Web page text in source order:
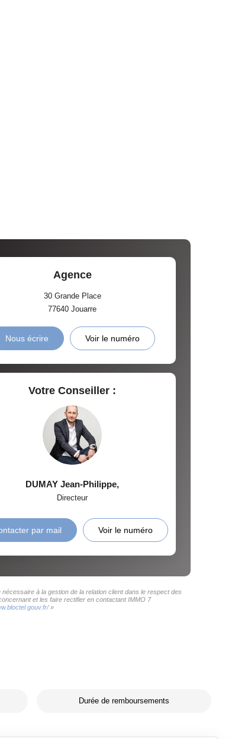
Agence
30 Grande Place
77640Jouarre
Nous écrire Voir le numéro
Votre Conseiller :
DUMAY Jean-Philippe,
Directeur
par mail Voir le numéro
à la gestion de la relation client dans le respect des
et les faire rectifier en contactant IMMO 7
»
Durée de remboursements